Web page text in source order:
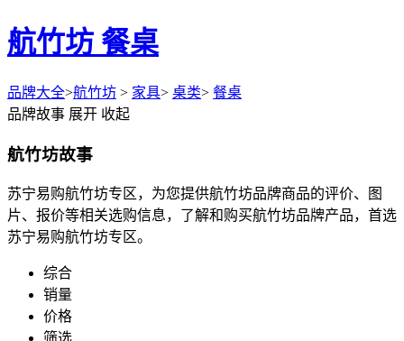
航竹坊 餐桌
品牌大全>航竹坊 > 家具> 桌类> 餐桌
品牌故事 展开 收起
航竹坊故事
苏宁易购航竹坊专区，为您提供航竹坊品牌商品的评价、图
片、报价等相关选购信息，了解和购买航竹坊品牌产品，首选
苏宁易购航竹坊专区。
综合
销量
价格